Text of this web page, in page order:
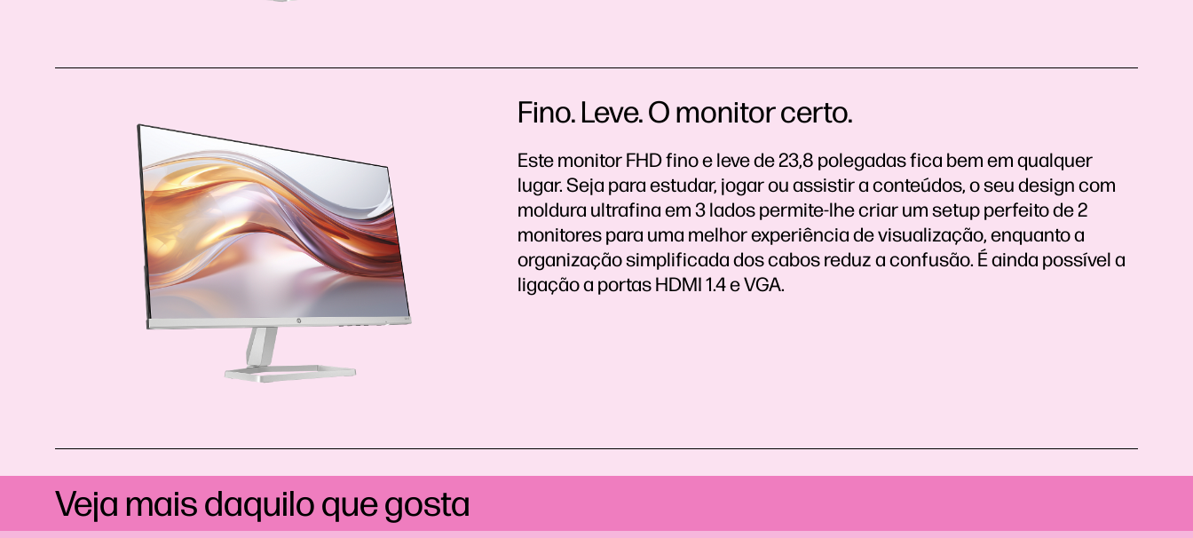
Fino. Leve. O monitor certo.
Este monitor FHD fino e leve de 23,8 polegadas fica bem em qualquer
lugar. Seja para estudar, jogar ou assistir a conteúdos, o seu design com
moldura ultrafina em 3 lados permite-lhe criar um setup perfeito de 2
monitores para uma melhor experiência de visualização, enquanto a
organização simplificada dos cabos reduz a confusão. É ainda possível a
ligação a portas HDMI 1.4 e VGA.
Veja mais daquilo que gosta